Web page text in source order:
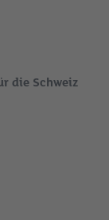
die Schweiz